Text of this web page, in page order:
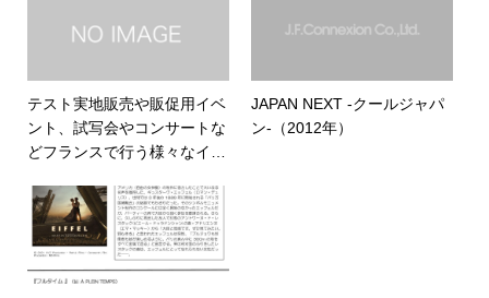
テスト実地販売や販促用イベ
ント、試写会やコンサートな
どフランスで行う様々なイベ
す。
JAPAN NEXT -クールジャパ
ン-（2012年）